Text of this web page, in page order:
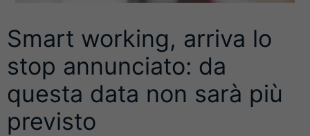
Smart working, arriva lo
stop annunciato: da
questa data non sarà più
previsto